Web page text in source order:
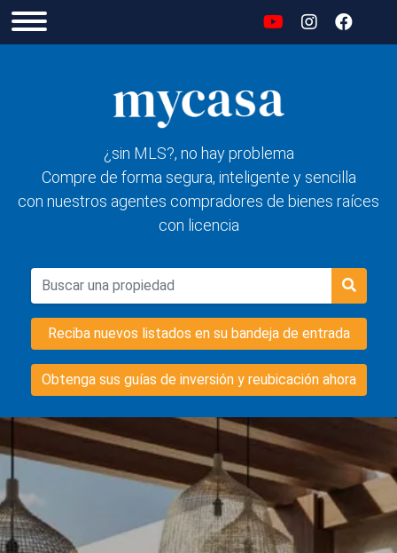
¿sin MLS?, no hay problema
Compre de forma segura, inteligente y sencilla
con nuestros agentes compradores de bienes raíces
con licencia
Reciba nuevos listados en su bandeja de entrada
Obtenga sus guías de inversión y reubicación ahora